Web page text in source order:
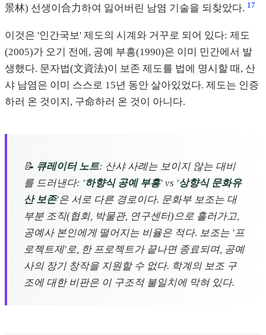
景林) 선생이合力하여 잃어버린 남염 기술을 되찾았다. 17
이것은 '인간국보' 제도의 시계와 거꾸로 되어 있다: 제도
(2005)가 오기 전에, 공예 부흥(1990)은 이미 민간에서 발
생했다. 문자법(文資法)이 보존 제도를 법에 명시할 때, 산
샤 남염은 이미 스스로 15년 동안 살아있었다. 제도는 인증
하러 온 것이지, 구命하러 온 것이 아니다.
📝 큐레이터 노트: 산샤 사례는 보이지 않는 대비
를 드러낸다: '하향식 공예 부흥' vs '상향식 문화유
산 보존'은 서로 다른 경로이다. 문화부 보조는 대
부분 조직(협회, 박물관, 연구센터)으로 흘러가고,
공예사 본인에게 떨어지는 비율은 적다. 보조는 '프
로젝트제'로, 한 프로젝트가 끝나면 종료되며, 공예
사의 장기 창작을 지원할 수 없다. 학계의 보조 구
조에 대한 비판은 이 구조적 불일치에 막혀 있다.